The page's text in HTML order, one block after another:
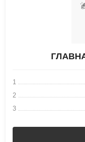
1
2
3